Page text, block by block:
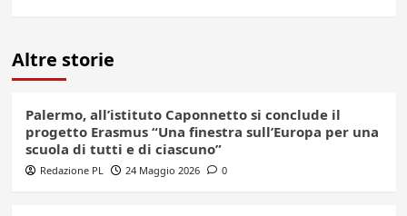
Altre storie
Palermo, all’istituto Caponnetto si conclude il
progetto Erasmus “Una finestra sull’Europa per una
scuola di tutti e di ciascuno”
Redazione PL 24 Maggio 2026 0